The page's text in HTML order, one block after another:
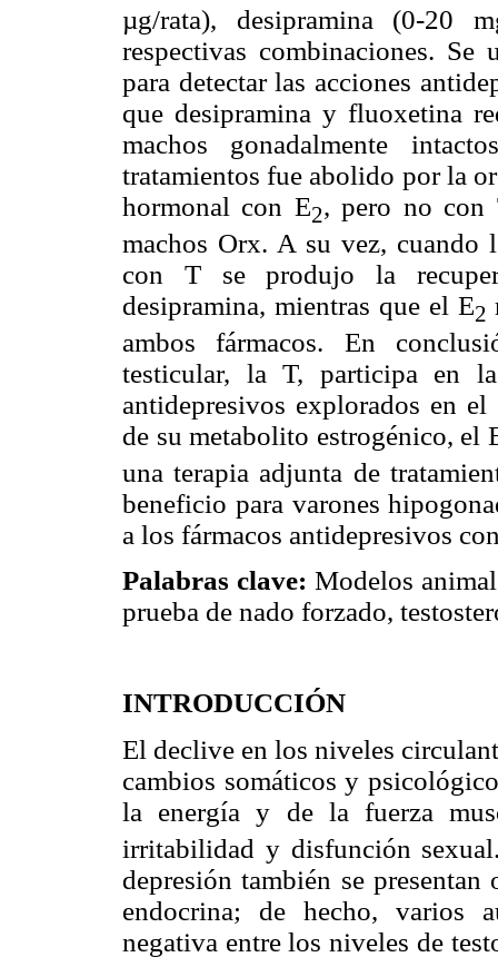
µg/rata), desipramina (0-20
respectivas combinaciones.
para detectar las acciones
que desipramina y fluoxetina
machos gonadalmente
tratamientos fue abolido por la
hormonal con E2, pero no con
machos Orx. A su vez, cuando
con T se produjo la
desipramina, mientras que el E2
ambos fármacos. En
testicular, la T, participa en
antidepresivos explorados en
de su metabolito estrogénico, el
una terapia adjunta de
beneficio para varones
a los fármacos antidepresivos
Palabras clave: Modelos
prueba de nado forzado,
INTRODUCCIÓN
El declive en los niveles
cambios somáticos y
la energía y de la fuerza
irritabilidad y disfunción
depresión también se
endocrina; de hecho, varios
negativa entre los niveles de